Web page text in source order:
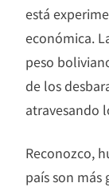
está
económica.
peso
de los
atravesando
Reconozco,
país son más